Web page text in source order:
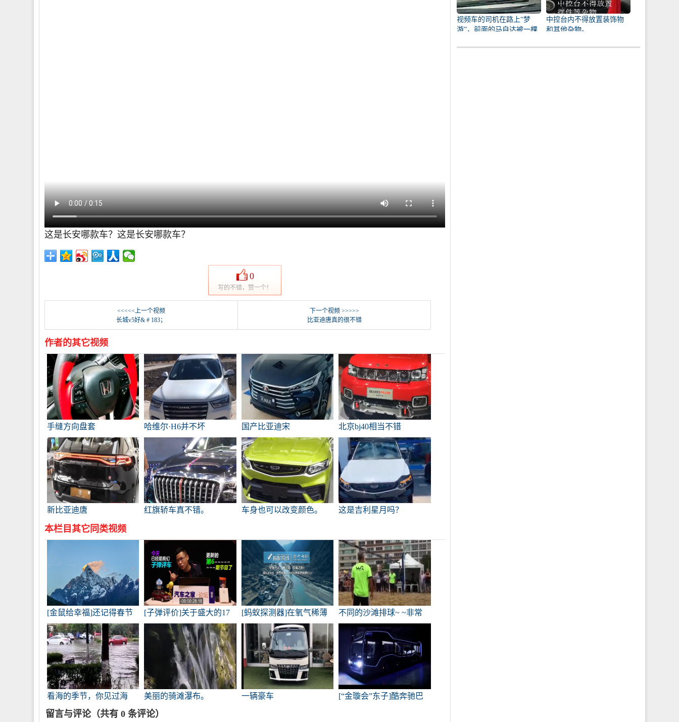
这是长安哪款车？这是长安哪款车？
0
写的不错，赞一个！
<<<<<上一个视频
长城v5好& # 183；
下一个视频 >>>>>
比亚迪唐真的很不错
作者的其它视频
手缝方向盘套 哈维尔·H6并不坏 国产比亚迪宋 北京bj40相当不错
新比亚迪唐 红旗轿车真不错。 车身也可以改变颜色。 这是吉利星月吗？
本栏目其它同类视频
[金鼠给幸福]还记得春节
时我和四川省会成都达成
的协议吗
[子弹评价]关于盛大的17
款车型能否守住最终底
线，以及19款车型能否重
回C位的详细讨论
[蚂蚁探测器]在氧气稀薄
的情况下，2.4自然吸气是
很难爬上去的！
不同的沙滩排球~ ~非常
看海的季节，你见过海
吗？
美丽的骑滩瀑布。 一辆豪车
[“金璇会”东子]酷奔驰巴
留言与评论（共有 0 条评论）
视频车的司机在路上“梦
游”，前面的马自达被一棵
中控台内不得放置装饰物
和其他杂物。